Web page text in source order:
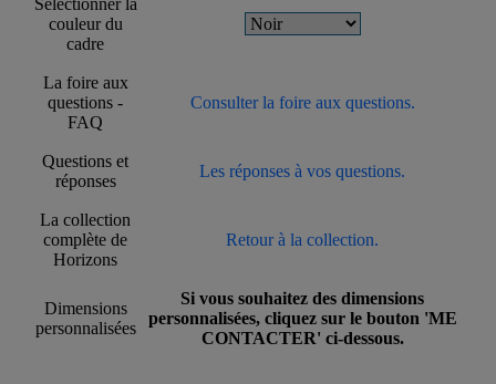
Sélectionner la
couleur du
cadre
La foire aux
questions -
FAQ
Consulter la foire aux questions.
Questions et
réponses
Les réponses à vos questions.
La collection
complète de
Horizons
Retour à la collection.
Dimensions
personnalisées
Si vous souhaitez des dimensions
personnalisées, cliquez sur le bouton 'ME
CONTACTER' ci-dessous.